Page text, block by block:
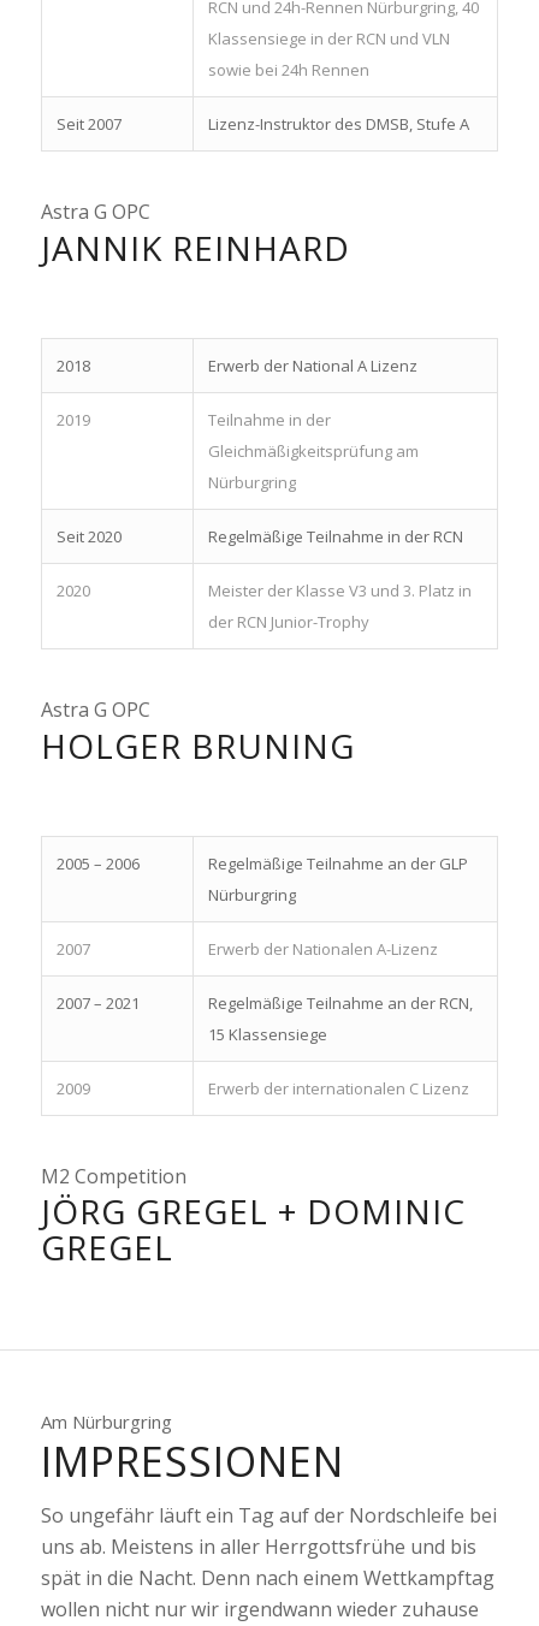
RCN und 24h-Rennen Nürburgring, 40
Klassensiege in der RCN und VLN
sowie bei 24h Rennen
Seit 2007 Lizenz-Instruktor des DMSB, Stufe A
Astra G OPC
JANNIK REINHARD
2018 Erwerb der National A Lizenz
2019
Teilnahme in der
Gleichmäßigkeitsprüfung am
Nürburgring
Seit 2020 Regelmäßige Teilnahme in der RCN
2020
Meister der Klasse V3 und 3. Platz in
der RCN Junior-Trophy
Astra G OPC
HOLGER BRUNING
2005 – 2006
Regelmäßige Teilnahme an der GLP
Nürburgring
2007 Erwerb der Nationalen A-Lizenz
2007 – 2021
Regelmäßige Teilnahme an der RCN,
15 Klassensiege
2009 Erwerb der internationalen C Lizenz
M2 Competition
JÖRG GREGEL + DOMINIC
GREGEL
Am Nürburgring
IMPRESSIONEN
So ungefähr läuft ein Tag auf der Nordschleife bei
uns ab. Meistens in aller Herrgottsfrühe und bis
spät in die Nacht. Denn nach einem Wettkampftag
wollen nicht nur wir irgendwann wieder zuhause